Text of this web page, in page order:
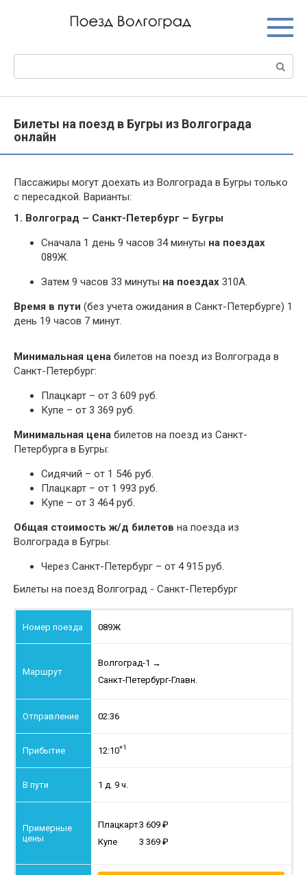
Билеты на поезд в Бугры из Волгограда
онлайн
Пассажиры могут доехать из Волгограда в Бугры только
с пересадкой. Варианты:
1. Волгоград – Санкт-Петербург – Бугры
Сначала 1 день 9 часов 34 минуты на поездах
089Ж.
Затем 9 часов 33 минуты на поездах 310А.
Время в пути (без учета ожидания в Санкт-Петербурге) 1
день 19 часов 7 минут.
Минимальная цена билетов на поезд из Волгограда в
Санкт-Петербург:
Плацкарт – от 3 609 руб.
Купе – от 3 369 руб.
Минимальная цена билетов на поезд из Санкт-
Петербурга в Бугры:
Сидячий – от 1 546 руб.
Плацкарт – от 1 993 руб.
Купе – от 3 464 руб.
Общая стоимость ж/д билетов на поезда из
Волгограда в Бугры:
Через Санкт-Петербург – от 4 915 руб.
Билеты на поезд Волгоград - Санкт-Петербург
089Ж
Волгоград-1 →
Санкт-Петербург-Главн.
02:36
12:10+1
1 д. 9 ч.
Плацкарт3 609
Купе
3 369